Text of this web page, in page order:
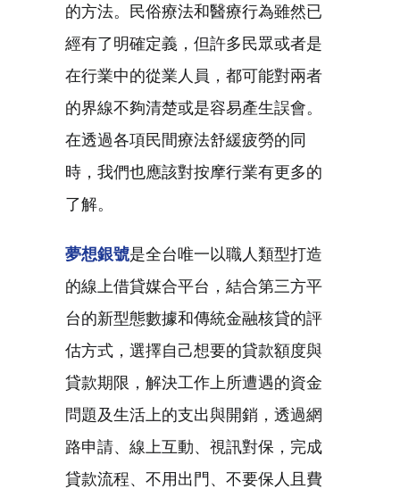
的方法。民俗療法和醫療行為雖然已
經有了明確定義，但許多民眾或者是
在行業中的從業人員，都可能對兩者
的界線不夠清楚或是容易產生誤會。
在透過各項民間療法舒緩疲勞的同
時，我們也應該對按摩行業有更多的
了解。
夢想銀號是全台唯一以職人類型打造
的線上借貸媒合平台，結合第三方平
台的新型態數據和傳統金融核貸的評
估方式，選擇自己想要的貸款額度與
貸款期限，解決工作上所遭遇的資金
問題及生活上的支出與開銷，透過網
路申請、線上互動、視訊對保，完成
貸款流程、不用出門、不要保人且費